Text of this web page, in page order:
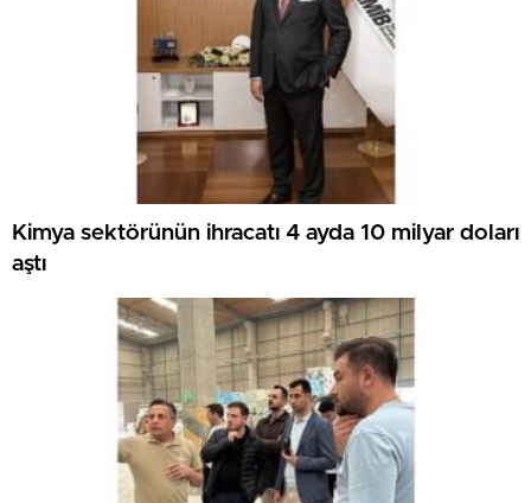
Kimya sektörünün ihracatı 4 ayda 10 milyar doları
aştı